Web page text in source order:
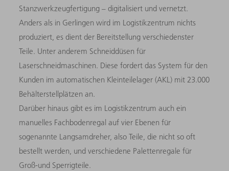
Stanzwerkzeugfertigung – digitalisiert und vernetzt.
Anders als in Gerlingen wird im Logistikzentrum nichts
produziert, es dient der Bereitstellung verschiedenster
Teile. Unter anderem Schneiddüsen für
Laserschneidmaschinen. Diese fordert das System für den
Kunden im automatischen Kleinteilelager (AKL) mit 23.000
Behälterstellplätzen an.
Darüber hinaus gibt es im Logistikzentrum auch ein
manuelles Fachbodenregal auf vier Ebenen für
sogenannte Langsamdreher, also Teile, die nicht so oft
bestellt werden, und verschiedene Palettenregale für
Groß-und Sperrigteile.